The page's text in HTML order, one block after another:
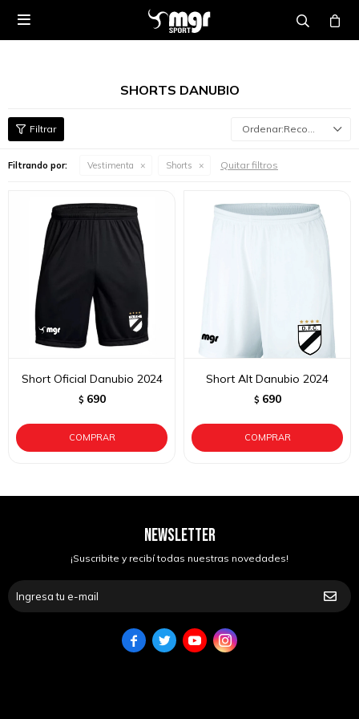

SHORTS DANUBIO
Recomendados
Filtrando por: Vestimenta Shorts Quitar filtros
Short Oficial Danubio 2024
$ 690
Short Alt Danubio 2024
$ 690
NEWSLETTER
¡Suscribite y recibí todas nuestras novedades!
   